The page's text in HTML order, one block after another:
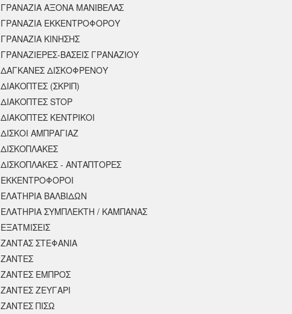
ΓΡΑΝΑΖΙΑ ΑΞΟΝΑ ΜΑΝΙΒΕΛΑΣ
ΓΡΑΝΑΖΙΑ ΕΚΚΕΝΤΡΟΦΟΡΟΥ
ΓΡΑΝΑΖΙΑ ΚΙΝΗΣΗΣ
ΓΡΑΝΑΖΙΕΡΕΣ-ΒΑΣΕΙΣ ΓΡΑΝΑΖΙΟΥ
ΔΑΓΚΑΝΕΣ ΔΙΣΚΟΦΡΕΝΟΥ
ΔΙΑΚΟΠΤΕΣ (ΣΚΡΙΠ)
ΔΙΑΚΟΠΤΕΣ STOP
ΔΙΑΚΟΠΤΕΣ ΚΕΝΤΡΙΚΟΙ
ΔΙΣΚΟΙ ΑΜΠΡΑΓΙΑΖ
ΔΙΣΚΟΠΛΑΚΕΣ
ΔΙΣΚΟΠΛΑΚΕΣ - ΑΝΤΑΠΤΟΡΕΣ
ΕΚΚΕΝΤΡΟΦΟΡΟΙ
ΕΛΑΤΗΡΙΑ ΒΑΛΒΙΔΩΝ
ΕΛΑΤΗΡΙΑ ΣΥΜΠΛΕΚΤΗ / ΚΑΜΠΑΝΑΣ
ΕΞΑΤΜΙΣΕΙΣ
ΖΑΝΤΑΣ ΣΤΕΦΑΝΙΑ
ΖΑΝΤΕΣ
ΖΑΝΤΕΣ ΕΜΠΡΟΣ
ΖΑΝΤΕΣ ΖΕΥΓΑΡΙ
ΖΑΝΤΕΣ ΠΙΣΩ